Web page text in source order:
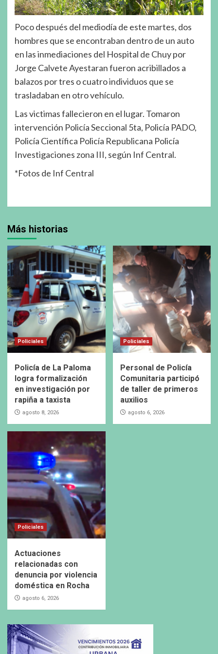
Poco después del mediodía de este martes, dos
hombres que se encontraban dentro de un auto
en las inmediaciones del Hospital de Chuy por
Jorge Calvete Ayestaran fueron acribillados a
balazos por tres o cuatro individuos que se
trasladaban en otro vehículo.
Las victimas fallecieron en el lugar. Tomaron
intervención Policía Seccional 5ta, Policía PADO,
Policía Científica Policía Republicana Policía
Investigaciones zona III, según Inf Central.
*Fotos de Inf Central
Más historias
Policiales
Policía de La Paloma
logra formalización
en investigación por
rapiña a taxista
agosto 8, 2026
Policiales
Personal de Policía
Comunitaria participó
de taller de primeros
auxilios
agosto 6, 2026
Policiales
Actuaciones
relacionadas con
denuncia por violencia
doméstica en Rocha
agosto 6, 2026